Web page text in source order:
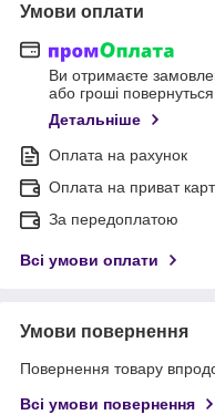
Умови оплати
Ви отримаєте
або гроші
Детальніше
Оплата на рахунок
Оплата на приват
За передоплатою
Всі умови оплати
Умови повернення
Повернення товару
Всі умови повернення